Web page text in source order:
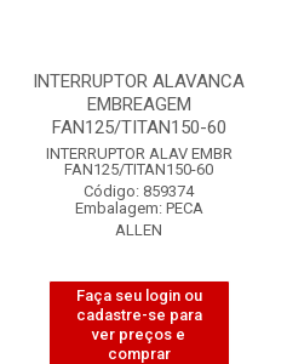
INTERRUPTOR ALAVANCA
EMBREAGEM
FAN125/TITAN150-60
INTERRUPTOR ALAV EMBR
FAN125/TITAN150-60
Código: 859374
Embalagem: PECA
ALLEN
Faça seu login ou
cadastre-se para
ver preços e
comprar